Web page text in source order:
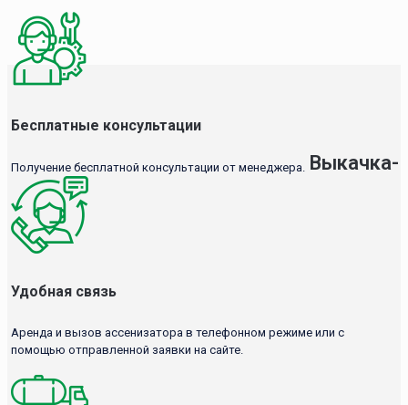
Бесплатные консультации
Получение бесплатной консультации от менеджера.
Удобная связь
Аренда и вызов ассенизатора в телефонном режиме или с
помощью отправленной заявки на сайте.
Выкачка-